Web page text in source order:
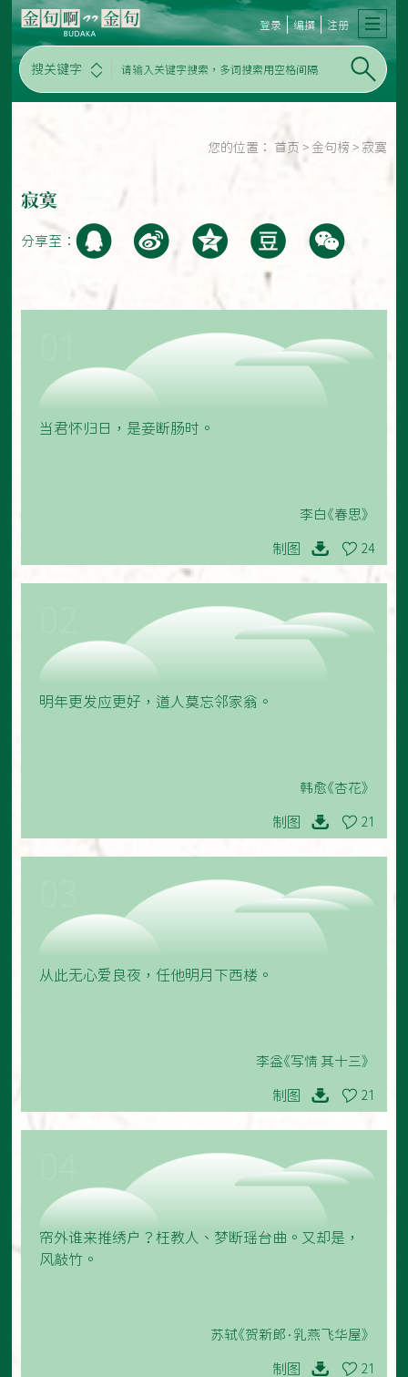
搜关键字
登录 编撰 注册
您的位置： 首页 > 金句榜 > 寂寞
寂寞
分享至：
当君怀归日，是妾断肠时。
李白《春思》
制图 24
明年更发应更好，道人莫忘邻家翁。
韩愈《杏花》
制图 21
从此无心爱良夜，任他明月下西楼。
李益《写情 其十三》
制图 21
帘外谁来推绣户？枉教人、梦断瑶台曲。又却是，
风敲竹。
苏轼《贺新郎·乳燕飞华屋》
制图 21